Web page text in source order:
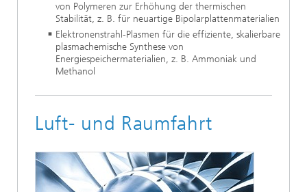
von Polymeren zur Erhöhung der thermischen
Stabilität, z. B. für neuartige Bipolarplattenmaterialien
Elektronenstrahl-Plasmen für die effiziente, skalierbare
plasmachemische Synthese von
Energiespeichermaterialien, z. B. Ammoniak und
Methanol
Luft- und Raumfahrt